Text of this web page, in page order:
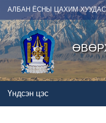
АЛБАН ЁСНЫ ЦАХИМ ХУУДАС
Үндсэн цэс